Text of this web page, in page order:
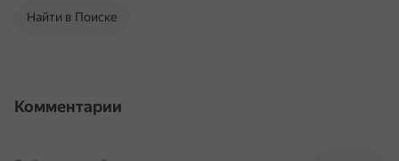
Найти в Поиске
Комментарии